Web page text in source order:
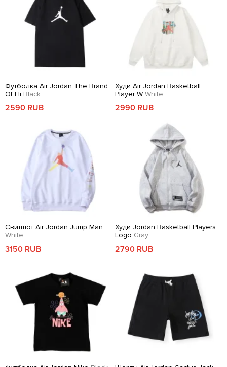
Футболка Air Jordan The Brand
Of Fli Black
2590 RUB
Худи Air Jordan Basketball
Player W White
2990 RUB
Свитшот Air Jordan Jump Man
White
3150 RUB
Худи Jordan Basketball Players
Logo Gray
2790 RUB